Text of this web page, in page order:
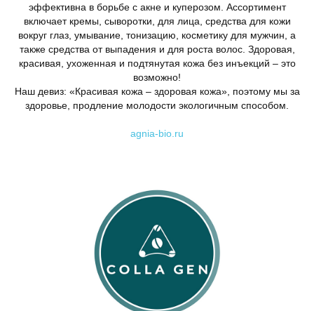
эффективна в борьбе с акне и куперозом. Ассортимент
включает кремы, сыворотки, для лица, средства для кожи
вокруг глаз, умывание, тонизацию, косметику для мужчин, а
также средства от выпадения и для роста волос. Здоровая,
красивая, ухоженная и подтянутая кожа без инъекций – это
возможно!
Наш девиз: «Красивая кожа – здоровая кожа», поэтому мы за
здоровье, продление молодости экологичным способом.
agnia-bio.ru